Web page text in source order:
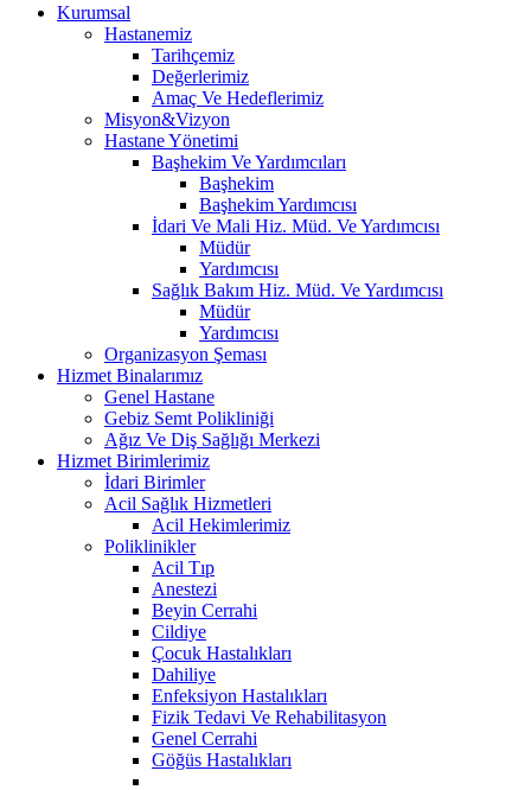
Kurumsal
Hastanemiz
Tarihçemiz
Değerlerimiz
Amaç Ve Hedeflerimiz
Misyon&Vizyon
Hastane Yönetimi
Başhekim Ve Yardımcıları
Başhekim
Başhekim Yardımcısı
İdari Ve Mali Hiz. Müd. Ve Yardımcısı
Müdür
Yardımcısı
Sağlık Bakım Hiz. Müd. Ve Yardımcısı
Müdür
Yardımcısı
Organizasyon Şeması
Hizmet Binalarımız
Genel Hastane
Gebiz Semt Polikliniği
Ağız Ve Diş Sağlığı Merkezi
Hizmet Birimlerimiz
İdari Birimler
Acil Sağlık Hizmetleri
Acil Hekimlerimiz
Poliklinikler
Acil Tıp
Anestezi
Beyin Cerrahi
Cildiye
Çocuk Hastalıkları
Dahiliye
Enfeksiyon Hastalıkları
Fizik Tedavi Ve Rehabilitasyon
Genel Cerrahi
Göğüs Hastalıkları